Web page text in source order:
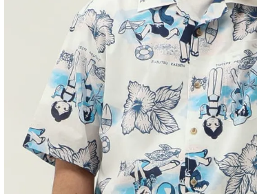
S
在庫数 2 カートに入れる
M
在庫数 カートに入れる
L
在庫数 4 カートに入れる
LL
在庫数 1 カートに入れる